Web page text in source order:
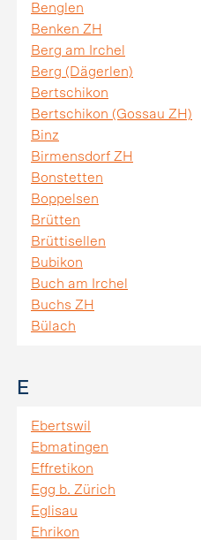
Benglen
Benken ZH
Berg am Irchel
Berg (Dägerlen)
Bertschikon
Bertschikon (Gossau ZH)
Binz
Birmensdorf ZH
Bonstetten
Boppelsen
Brütten
Brüttisellen
Bubikon
Buch am Irchel
Buchs ZH
Bülach
E
Ebertswil
Ebmatingen
Effretikon
Egg b. Zürich
Eglisau
Ehrikon